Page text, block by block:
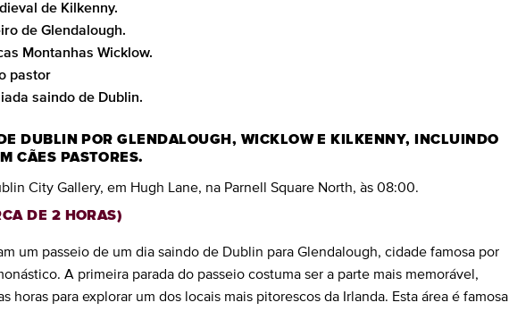
de Kilkenny.
de Glendalough.
Montanhas Wicklow.
pastor
saindo de Dublin.
DUBLIN POR GLENDALOUGH, WICKLOW E KILKENNY, INCLUINDO
CÃES PASTORES.
City Gallery, em Hugh Lane, na Parnell Square North, às 08:00.
DE 2 HORAS)
um passeio de um dia saindo de Dublin para Glendalough, cidade famosa por
A primeira parada do passeio costuma ser a parte mais memorável,
horas para explorar um dos locais mais pitorescos da Irlanda. Esta área é famosa